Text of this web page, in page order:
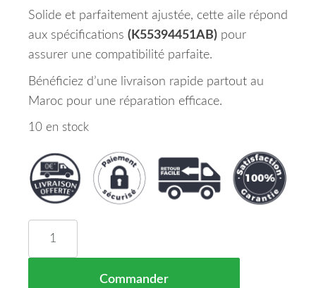
Solide et parfaitement ajustée, cette aile répond
aux spécifications (K55394451AB) pour
assurer une compatibilité parfaite.
Bénéficiez d’une livraison rapide partout au
Maroc pour une réparation efficace.
10 en stock
Commander